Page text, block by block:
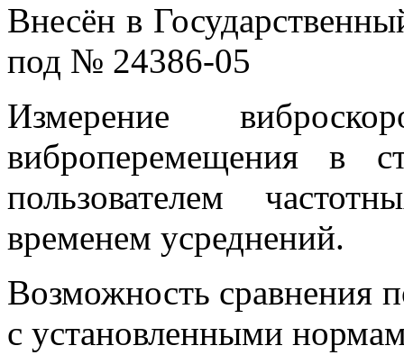
Внесён в
под № 24386-05
Измерение
виброперемещения в
пользователем
временем усреднений.
Возможность сравнения
с установленными